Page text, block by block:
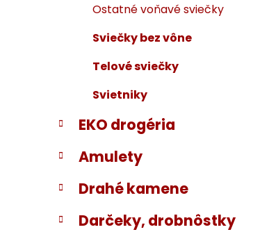
Ostatné voňavé sviečky
Sviečky bez vône
Telové sviečky
Svietniky
EKO drogéria
Amulety
Drahé kamene
Darčeky, drobnôstky